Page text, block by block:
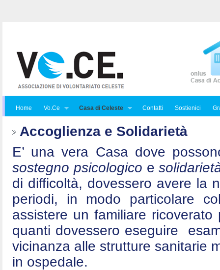
Home Vo.Ce Casa di Celeste Contatti Sostienici
Accoglienza e Solidarietà
E’ una vera Casa dove
sostegno psicologico e
di difficoltà, dovessero avere la
periodi, in modo particolare
assistere un familiare
quanti dovessero eseguire
vicinanza alle strutture sanitarie
in ospedale.